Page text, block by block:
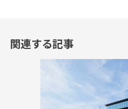
関連する記事